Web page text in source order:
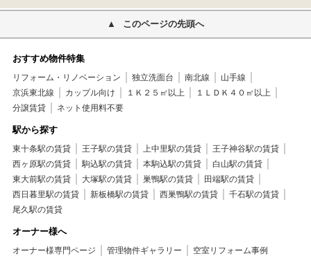
このページの先頭へ
おすすめ物件特集
リフォーム・リノベーション 独立洗面台 南北線
山手線
京浜東北線
カップル向け １Ｋ２５㎡以上
１ＬＤＫ４０㎡以上
分譲賃貸
ネット使用料不要
駅から探す
東十条駅の賃貸 王子駅の賃貸 上中里駅の賃貸
王子神谷駅の賃貸
西ヶ原駅の賃貸
駒込駅の賃貸 本駒込駅の賃貸
白山駅の賃貸
東大前駅の賃貸
大塚駅の賃貸 巣鴨駅の賃貸
田端駅の賃貸
西日暮里駅の賃貸
新板橋駅の賃貸 西巣鴨駅の賃貸
千石駅の賃貸
尾久駅の賃貸
オーナー様へ
オーナー様専門ページ 管理物件ギャラリー 空室リフォーム事例